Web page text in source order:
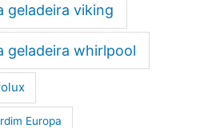
geladeira viking
geladeira whirlpool
Europa